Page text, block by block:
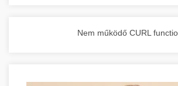
Nem működő CURL